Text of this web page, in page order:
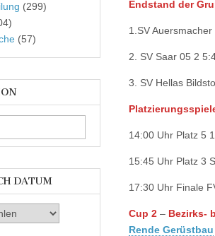
Endstand der
1.SV Auersmacher
2. SV Saar 05 2
3. SV Hellas
14:00 Uhr Platz 5
15:45 Uhr Platz 3
17:30 Uhr Finale
Cup 2 – Bezirks-
Rende Gerüstbau
(299)
(57)
DATUM